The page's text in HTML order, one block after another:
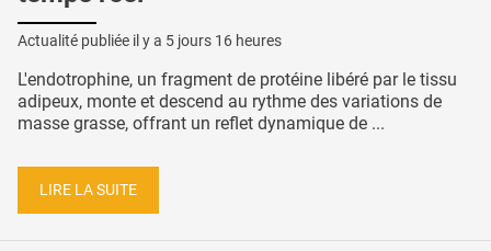
Actualité publiée il y a 5 jours 16 heures
L'endotrophine, un fragment de protéine libéré par le tissu
adipeux, monte et descend au rythme des variations de
masse grasse, offrant un reflet dynamique de ...
LIRE LA SUITE